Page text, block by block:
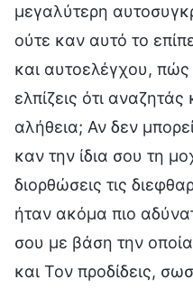
μεγαλύτερη
ούτε καν αυτό το
και αυτοελέγχου, πώς
ελπίζεις ότι
αλήθεια; Αν δεν
καν την ίδια σου τη
διορθώσεις τις
ήταν ακόμα πιο
σου με βάση την
και Τον προδίδεις,